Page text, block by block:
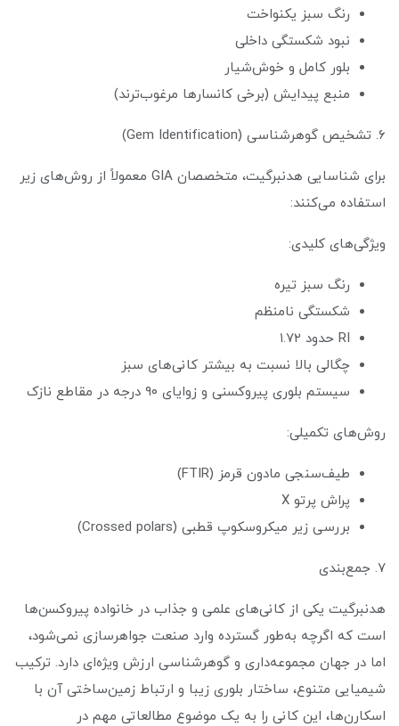
رنگ سبز یکنواخت
نبود شکستگی داخلی
بلور کامل و خوش‌شیار
منبع پیدایش (برخی کانسارها مرغوب‌ترند)
۶. تشخیص گوهرشناسی (Gem Identification)
برای شناسایی هدنبرگیت، متخصصان GIA معمولاً از روش‌های زیر
استفاده می‌کنند:
ویژگی‌های کلیدی:
رنگ سبز تیره
شکستگی نامنظم
RI حدود ۱.۷۲
چگالی بالا نسبت به بیشتر کانی‌های سبز
سیستم بلوری پیروکسنی و زوایای ۹۰ درجه در مقاطع نازک
روش‌های تکمیلی:
طیف‌سنجی مادون قرمز (FTIR)
پراش پرتو X
بررسی زیر میکروسکوپ قطبی (Crossed polars)
۷. جمع‌بندی
هدنبرگیت یکی از کانی‌های علمی و جذاب در خانواده پیروکسن‌ها
است که اگرچه به‌طور گسترده وارد صنعت جواهرسازی نمی‌شود،
اما در جهان مجموعه‌داری و گوهرشناسی ارزش ویژه‌ای دارد. ترکیب
شیمیایی متنوع، ساختار بلوری زیبا و ارتباط زمین‌ساختی آن با
اسکارن‌ها، این کانی را به یک موضوع مطالعاتی مهم در